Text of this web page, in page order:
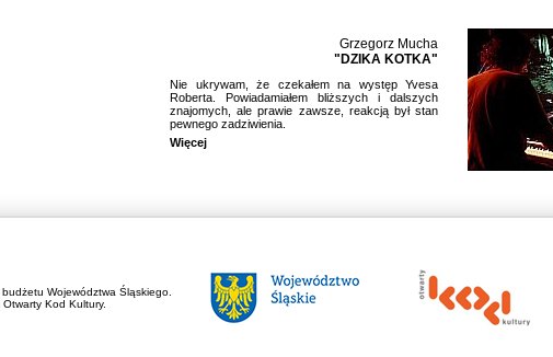
Grzegorz Mucha
"DZIKA KOTKA"
Nie ukrywam, że czekałem na występ Yvesa
Roberta. Powiadamiałem bliższych i dalszych
znajomych, ale prawie zawsze, reakcją był stan
pewnego zadziwienia.
Więcej
Województwa Śląskiego.
Kod Kultury.